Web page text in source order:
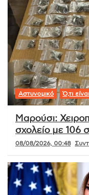
Αστυνομικό Ό,τι
Μαρούσι:
σχολείο με 106
08/08/2026, 00:48